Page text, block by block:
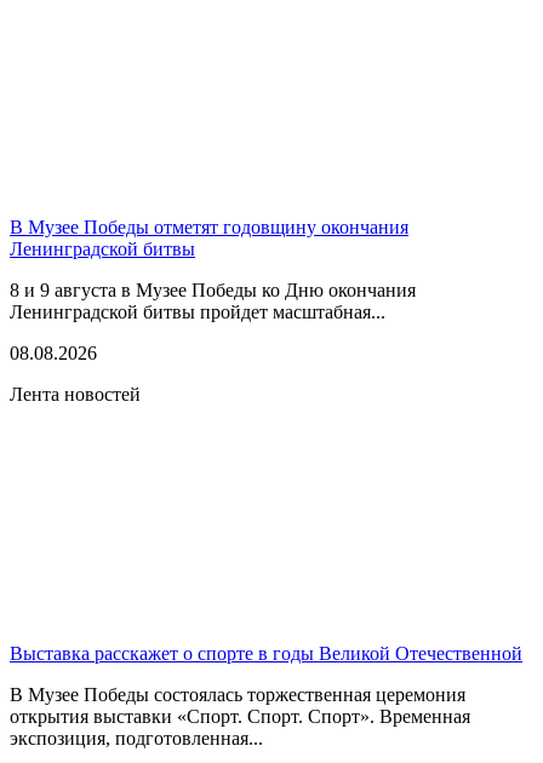
В Музее Победы отметят годовщину окончания
Ленинградской битвы
8 и 9 августа в Музее Победы ко Дню окончания
Ленинградской битвы пройдет масштабная...
08.08.2026
Лента новостей
Выставка расскажет о спорте в годы Великой Отечественной
В Музее Победы состоялась торжественная церемония
открытия выставки «Спорт. Спорт. Спорт». Временная
экспозиция, подготовленная...